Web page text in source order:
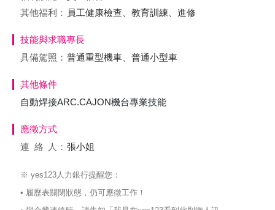
其他福利： 員工健康檢查、教育訓練、進修
技能與求職專長
具備駕照： 普通重型機車、普通小型車
其他條件
自動焊接ARC.CAJON機台專業技能
應徵方式
連絡
人： 張小姐
※ yes123人力銀行提醒您：
• 履歷表關閉狀態，仍可應徵工作！